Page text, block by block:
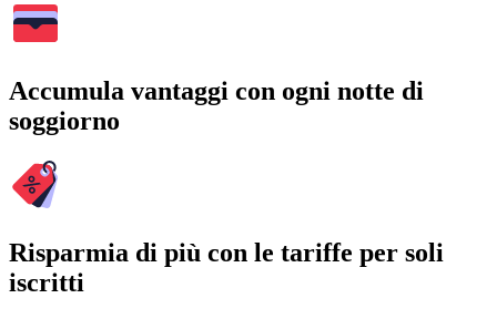
Accumula vantaggi con ogni notte di
soggiorno
Risparmia di più con le tariffe per soli
iscritti